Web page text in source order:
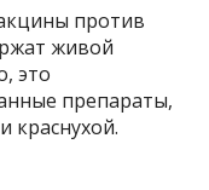
против
живой
это
препараты,
краснухой.